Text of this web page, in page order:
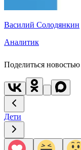
Василий Солодянкин
Аналитик
Поделиться новостью
Дети